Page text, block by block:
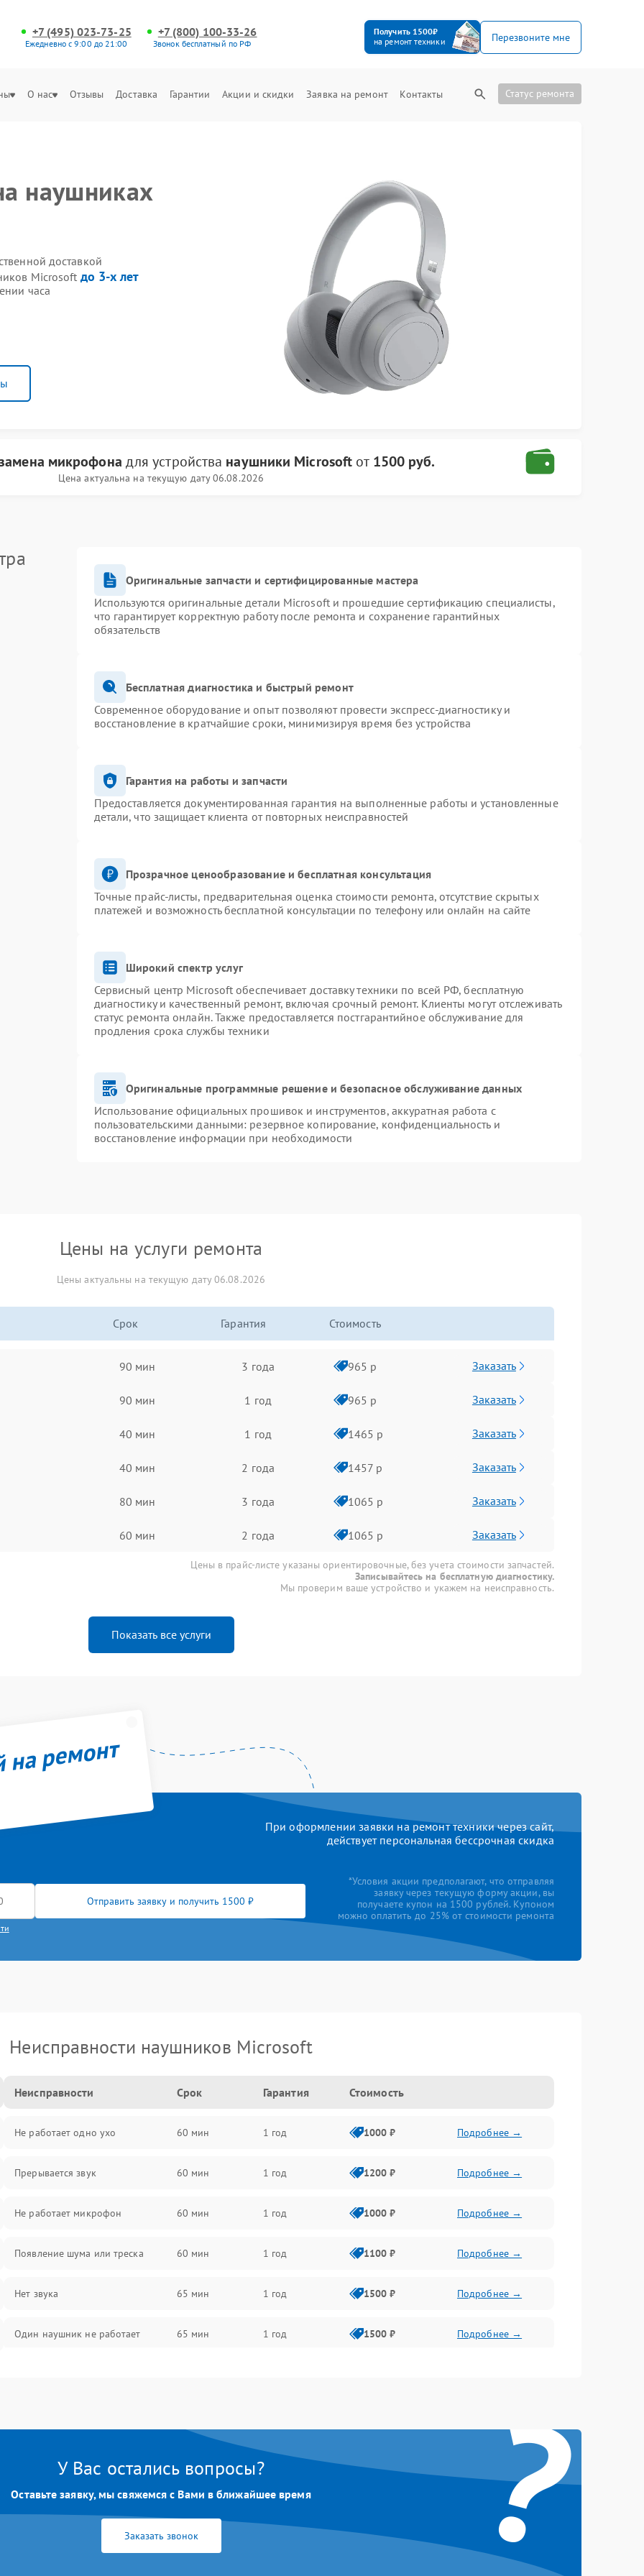
+7 (495) 023-73-25
Ежедневно с 9:00 до 21:00
+7 (800) 100-33-26
Звонок бесплатный по РФ
Получить 1500₽
на ремонт техники
Перезвоните мне
О нас Отзывы Доставка Гарантии Акции и скидки Заявка на ремонт Контакты Статус ремонта
наушниках
доставкой
Microsoft до 3-х лет
часа
микрофона для устройства наушники Microsoft от 1500 руб.
Цена актуальна на текущую дату 06.08.2026
Оригинальные запчасти и сертифицированные мастера
Используются оригинальные детали Microsoft и прошедшие сертификацию специалисты,
что гарантирует корректную работу после ремонта и сохранение гарантийных
обязательств
Бесплатная диагностика и быстрый ремонт
Современное оборудование и опыт позволяют провести экспресс-диагностику и
восстановление в кратчайшие сроки, минимизируя время без устройства
Гарантия на работы и запчасти
Предоставляется документированная гарантия на выполненные работы и установленные
детали, что защищает клиента от повторных неисправностей
Прозрачное ценообразование и бесплатная консультация
Точные прайс-листы, предварительная оценка стоимости ремонта, отсутствие скрытых
платежей и возможность бесплатной консультации по телефону или онлайн на сайте
Широкий спектр услуг
Сервисный центр Microsoft обеспечивает доставку техники по всей РФ, бесплатную
диагностику и качественный ремонт, включая срочный ремонт. Клиенты могут отслеживать
статус ремонта онлайн. Также предоставляется постгарантийное обслуживание для
продления срока службы техники
Оригинальные программные решение и безопасное обслуживание данных
Использование официальных прошивок и инструментов, аккуратная работа с
пользовательскими данными: резервное копирование, конфиденциальность и
восстановление информации при необходимости
Цены на услуги ремонта
Цены актуальны на текущую дату 06.08.2026
Срок Гарантия Стоимость
90 мин 3 года 965 р Заказать
90 мин 1 год 965 р Заказать
40 мин 1 год 1465 р Заказать
40 мин 2 года 1457 р Заказать
80 мин 3 года 1065 р Заказать
60 мин 2 года 1065 р Заказать
Цены в прайс-листе указаны ориентировочные, без учета стоимости запчастей.
Записывайтесь на бесплатную диагностику.
Мы проверим ваше устройство и укажем на неисправность.
Показать все услуги
ремонт
При оформлении заявки на ремонт техники через сайт,
действует персональная бессрочная скидка
Отправить заявку и получить 1500 ₽
*Условия акции предполагают, что отправляя
заявку через текущую форму акции, вы
получаете купон на 1500 рублей. Купоном
можно оплатить до 25% от стоимости ремонта
Неисправности наушников Microsoft
Неисправности Срок Гарантия Стоимость
Не работает одно ухо 60 мин 1 год 1000 ₽ Подробнее →
Прерывается звук 60 мин 1 год 1200 ₽ Подробнее →
Не работает микрофон 60 мин 1 год 1000 ₽ Подробнее →
Появление шума или треска 60 мин 1 год 1100 ₽ Подробнее →
Нет звука 65 мин 1 год 1500 ₽ Подробнее →
Один наушник не работает 65 мин 1 год 1500 ₽ Подробнее →
1 год ?
У Вас остались вопросы?
Оставьте заявку, мы свяжемся с Вами в ближайшее время
Заказать звонок